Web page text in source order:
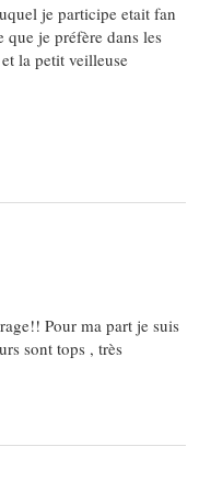
je participe etait fan
je préfère dans les
la petit veilleuse
Pour ma part je suis
sont tops , très